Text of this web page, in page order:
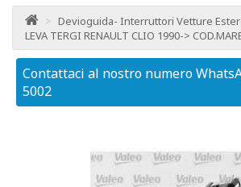
> Devioguida- Interruttori Vetture
LEVA TERGI RENAULT CLIO 1990->
Contattaci al nostro numero
5002